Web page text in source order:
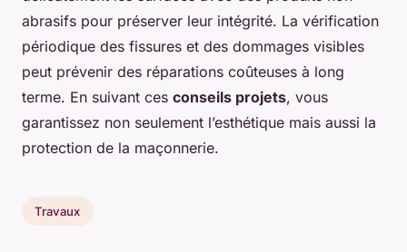
abrasifs pour préserver leur intégrité. La vérification
périodique des fissures et des dommages visibles
peut prévenir des réparations coûteuses à long
terme. En suivant ces conseils projets, vous
garantissez non seulement l’esthétique mais aussi la
protection de la maçonnerie.
Travaux